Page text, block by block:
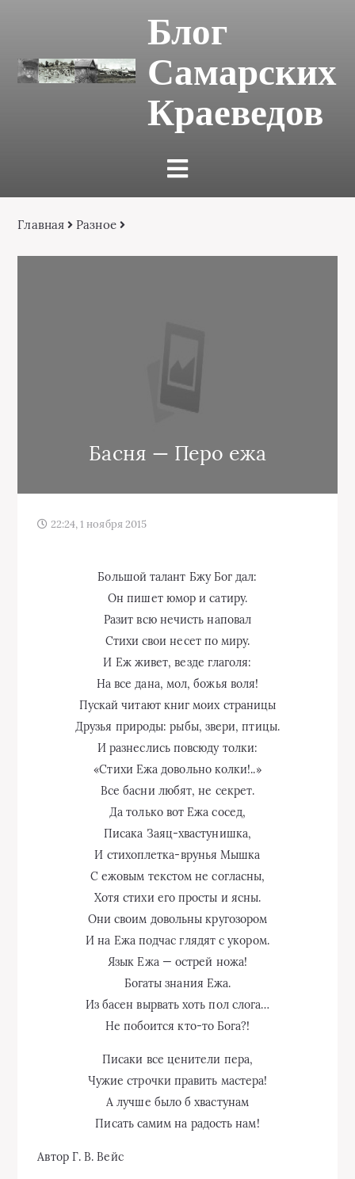
Блог
Самарских
Краеведов
Главная Разное
Басня — Перо ежа
22:24, 1 ноября 2015
Большой талант Бжу Бог дал:
Он пишет юмор и сатиру.
Разит всю нечисть наповал
Стихи свои несет по миру.
И Еж живет, везде глаголя:
На все дана, мол, божья воля!
Пускай читают книг моих страницы
Друзья природы: рыбы, звери, птицы.
И разнеслись повсюду толки:
«Стихи Ежа довольно колки!..»
Все басни любят, не секрет.
Да только вот Ежа сосед,
Писака Заяц-хвастунишка,
И стихоплетка-врунья Мышка
С ежовым текстом не согласны,
Хотя стихи его просты и ясны.
Они своим довольны кругозором
И на Ежа подчас глядят с укором.
Язык Ежа — острей ножа!
Богаты знания Ежа.
Из басен вырвать хоть пол слога…
Не побоится кто-то Бога?!
Писаки все ценители пера,
Чужие строчки править мастера!
А лучше было б хвастунам
Писать самим на радость нам!
Автор Г. В. Вейс